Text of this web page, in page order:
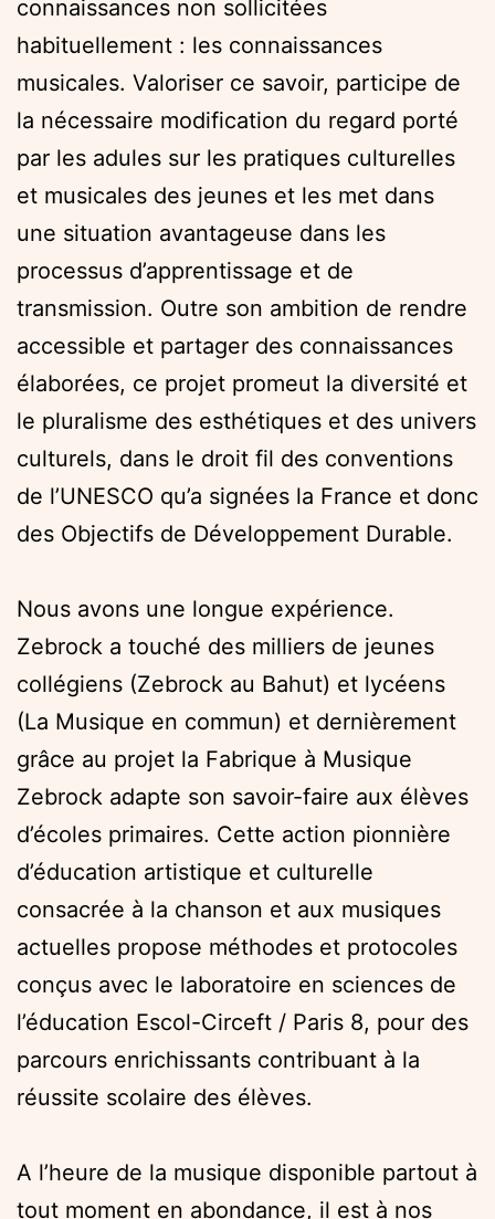
connaissances non sollicitées
habituellement : les connaissances
musicales. Valoriser ce savoir, participe de
la nécessaire modification du regard porté
par les adules sur les pratiques culturelles
et musicales des jeunes et les met dans
une situation avantageuse dans les
processus d’apprentissage et de
transmission. Outre son ambition de rendre
accessible et partager des connaissances
élaborées, ce projet promeut la diversité et
le pluralisme des esthétiques et des univers
culturels, dans le droit fil des conventions
de l’UNESCO qu’a signées la France et donc
des Objectifs de Développement Durable.
Nous avons une longue expérience.
Zebrock a touché des milliers de jeunes
collégiens (Zebrock au Bahut) et lycéens
(La Musique en commun) et dernièrement
grâce au projet la Fabrique à Musique
Zebrock adapte son savoir-faire aux élèves
d’écoles primaires. Cette action pionnière
d’éducation artistique et culturelle
consacrée à la chanson et aux musiques
actuelles propose méthodes et protocoles
conçus avec le laboratoire en sciences de
l’éducation Escol-Circeft / Paris 8, pour des
parcours enrichissants contribuant à la
réussite scolaire des élèves.
A l’heure de la musique disponible partout à
tout moment en abondance, il est à nos